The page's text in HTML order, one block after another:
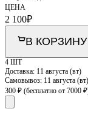
ЦЕНА
2 100₽
В КОРЗИНУ
4 ШТ
Доставка: 11 августа (вт)
Самовывоз: 11 августа (вт)
300 ₽ (бесплатно от 7000